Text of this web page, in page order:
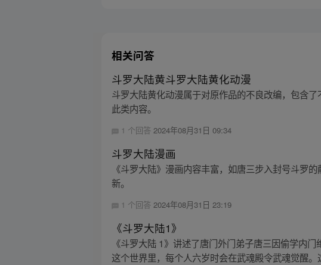
相关问答
斗罗大陆黄斗罗大陆黄化动漫
斗罗大陆黄化动漫属于对原作品的不良改编，包含
此类内容。
1 个回答2024年08月31日 09:34
斗罗大陆漫画
《斗罗大陆》漫画内容丰富，如唐三步入封号斗罗
新。
1 个回答2024年08月31日 23:19
《斗罗大陆1》
《斗罗大陆 1》讲述了唐门外门弟子唐三因偷学内
这个世界里，每个人六岁时会在武魂殿令武魂觉醒